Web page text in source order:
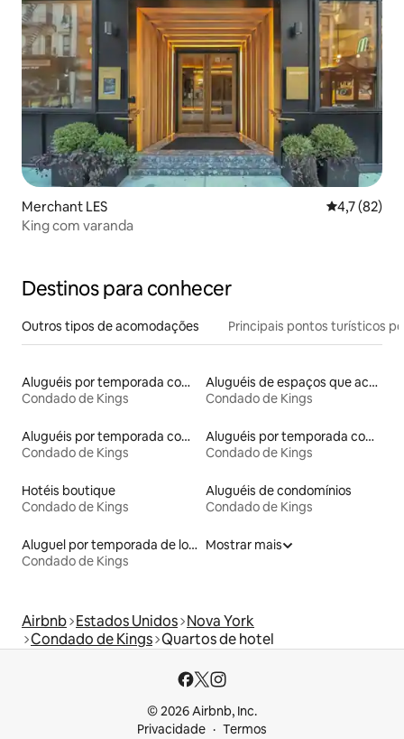
Merchant LES 4,7 de uma
4,7 (82)
King com varanda
Destinos para conhecer
Outros tipos de acomodações Principais pontos turísticos
Aluguéis por temporada com banheira de hidromassagem
Condado de Kings
Aluguéis de espaços que aceitam animais de estimação
Condado de Kings
Aluguéis por temporada com sauna
Condado de Kings
Aluguéis por temporada com acesso à praia
Condado de Kings
Hotéis boutique
Condado de Kings
Aluguéis de condomínios
Condado de Kings
Aluguel por temporada de lofts
Condado de Kings
Mostrar mais
Airbnb Estados Unidos Nova York
Condado de Kings Quartos de hotel
© 2026 Airbnb, Inc.
Privacidade
Termos